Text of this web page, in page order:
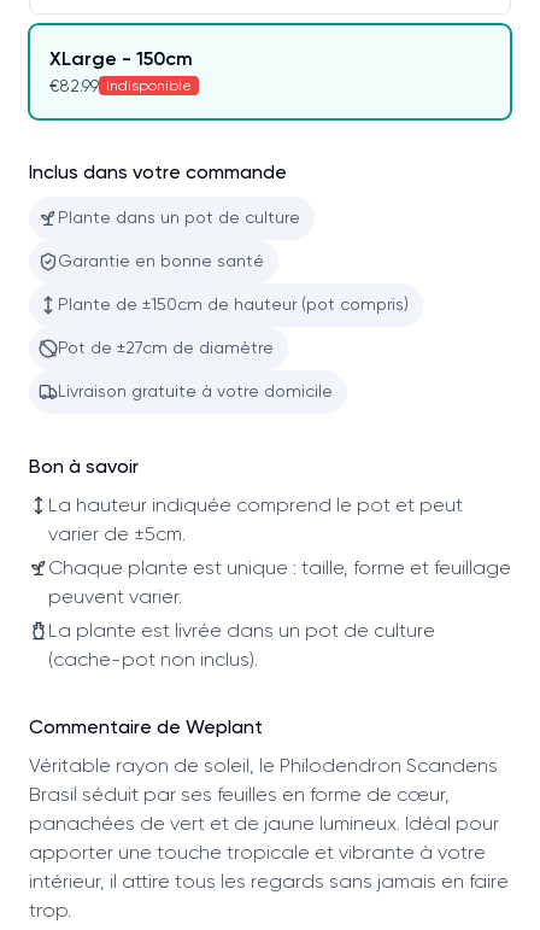
XLarge - 150cm
€82.99 Indisponible
Inclus dans votre commande
Plante dans un pot de culture
Garantie en bonne santé
Plante de ±150cm de hauteur (pot compris)
Pot de ±27cm de diamètre
Livraison gratuite à votre domicile
Bon à savoir
La hauteur indiquée comprend le pot et peut
varier de ±5cm.
Chaque plante est unique : taille, forme et feuillage
peuvent varier.
La plante est livrée dans un pot de culture
(cache-pot non inclus).
Commentaire de Weplant
Véritable rayon de soleil, le Philodendron Scandens
Brasil séduit par ses feuilles en forme de cœur,
panachées de vert et de jaune lumineux. Idéal pour
apporter une touche tropicale et vibrante à votre
intérieur, il attire tous les regards sans jamais en faire
trop.